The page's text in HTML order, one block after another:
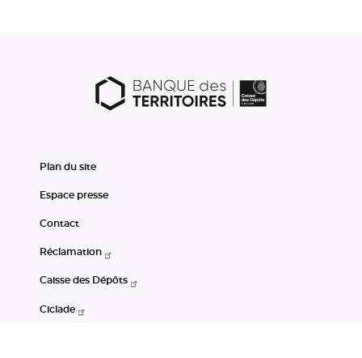
Plan du site
Espace presse
Contact
Réclamation
Caisse des Dépôts
Ciclade